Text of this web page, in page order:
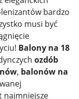
bardzo
musi być
Balony na 18
ozdób
, balonów na
najmniejsze